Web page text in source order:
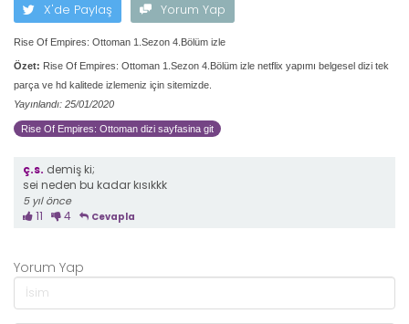
X'de Paylaş Yorum Yap
Rise Of Empires: Ottoman 1.Sezon 4.Bölüm izle
Özet: Rise Of Empires: Ottoman 1.Sezon 4.Bölüm izle netflix yapımı belgesel dizi tek
parça ve hd kalitede izlemeniz için sitemizde.
Yayınlandı: 25/01/2020
Rise Of Empires: Ottoman dizi sayfasina git
ç.s. demiş ki;
sei neden bu kadar kısıkkk
5 yıl önce
11 4 Cevapla
Yorum Yap